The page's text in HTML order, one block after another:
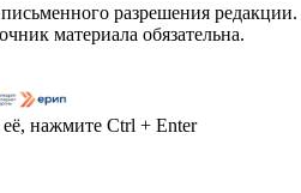
разрешения
материала обязательна.
нажмите Ctrl + Enter